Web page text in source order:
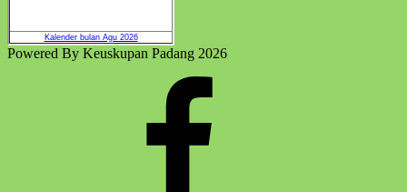
Powered By Keuskupan Padang 2026